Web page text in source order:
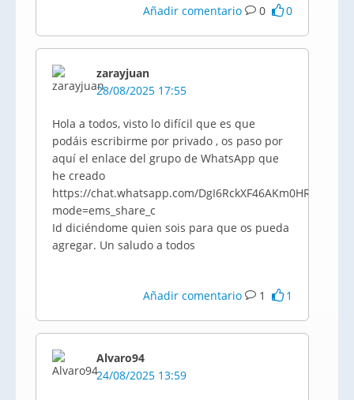
Añadir comentario 0 0
zarayjuan
28/08/2025 17:55
Hola a todos, visto lo difícil que es que
podáis escribirme por privado , os paso por
aquí el enlace del grupo de WhatsApp que
he creado
https://chat.whatsapp.com/DgI6RckXF46AKm0HRZPcqb?
mode=ems_share_c
Id diciéndome quien sois para que os pueda
agregar. Un saludo a todos
Añadir comentario 1 1
Alvaro94
24/08/2025 13:59